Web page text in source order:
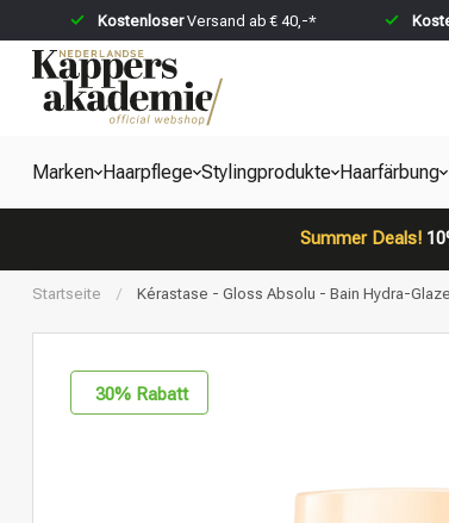
KostenloserVersand ab € 40,-*
Marken Haarpflege Stylingprodukte Haarfärbung
Summer Deals!
Startseite / Kérastase - Gloss Absolu - Bain Hydra-
30% Rabatt